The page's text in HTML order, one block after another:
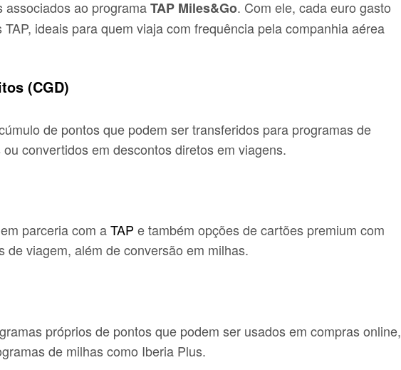
ao programaTAP Miles&Go. Com ele, cada euro gasto
ideais para quem viaja com frequência pela companhia aérea
(CGD)
de pontos que podem ser transferidos para programas de
convertidos em descontos diretos em viagens.
parceria com aTAP e também opções de cartões premium com
de viagem, além de conversão em milhas.
próprios de pontos que podem ser usados em compras online,
de milhas como Iberia Plus.